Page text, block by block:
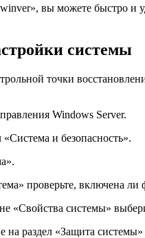
вы можете быстро и
системы
точки
Windows Server.
и безопасность».
проверьте, включена
«Свойства системы»
на раздел «Защита